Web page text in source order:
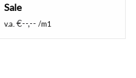
Sale
v.a. €--,-- /m1